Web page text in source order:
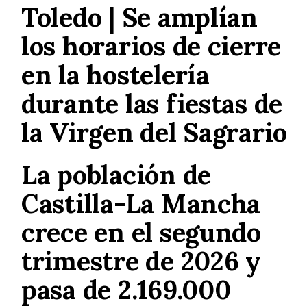
Toledo | Se amplían
los horarios de cierre
en la hostelería
durante las fiestas de
la Virgen del Sagrario
La población de
Castilla-La Mancha
crece en el segundo
trimestre de 2026 y
pasa de 2.169.000